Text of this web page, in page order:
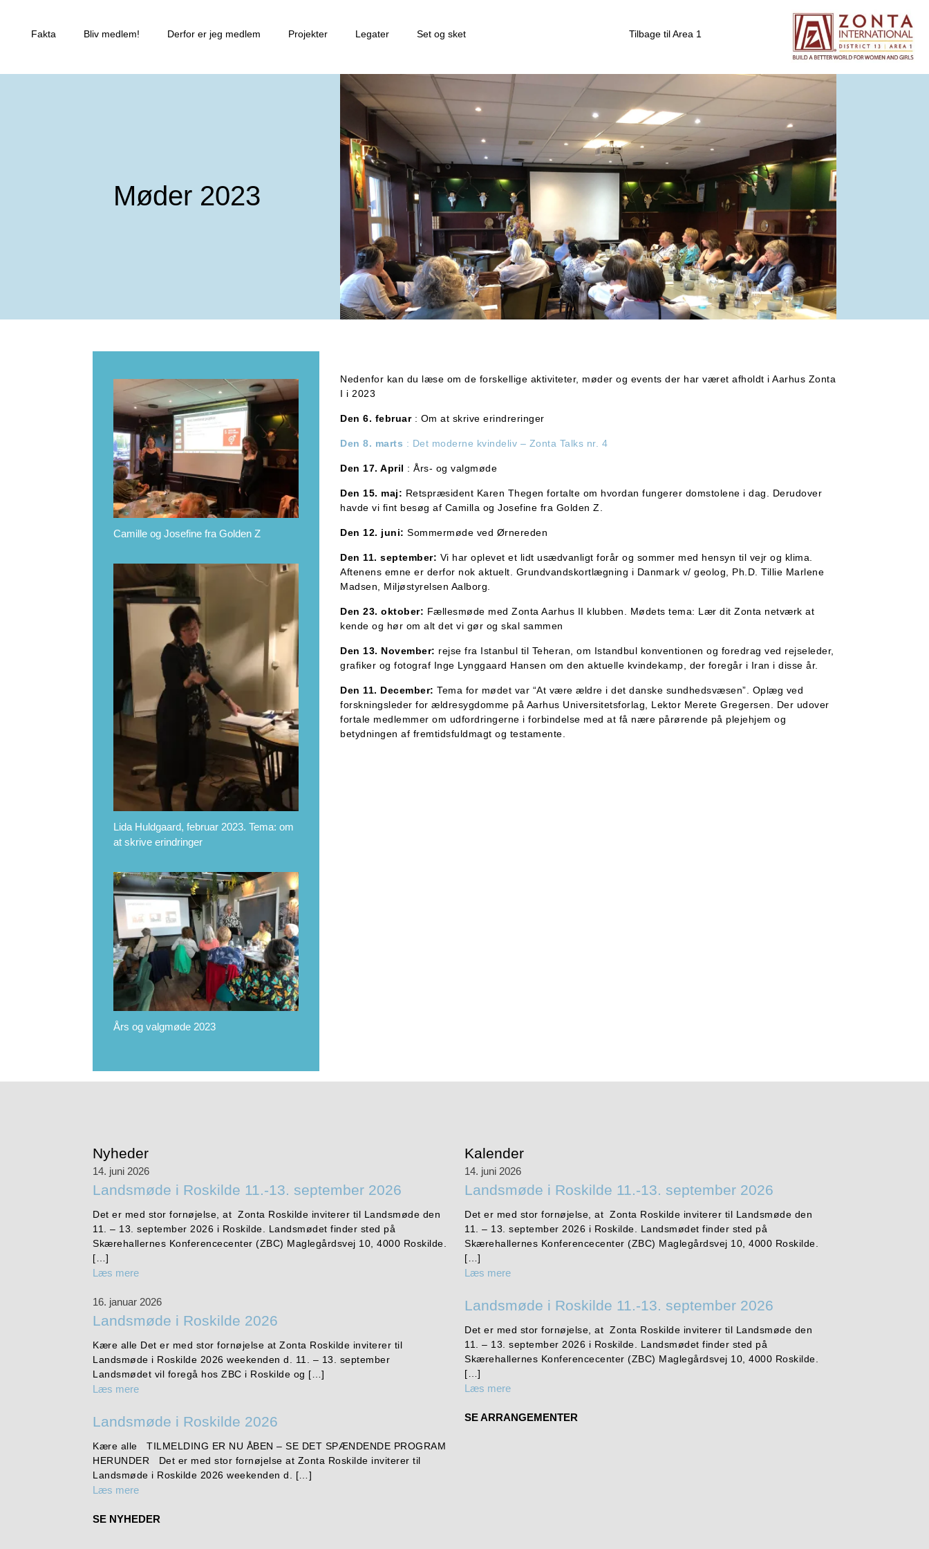
Fakta Bliv medlem! Derfor er jeg medlem Projekter Legater Set og sket Tilbage til Area 1
Møder 2023
Camille og Josefine fra Golden Z
Lida Huldgaard, februar 2023. Tema: om
at skrive erindringer
Års og valgmøde 2023
Nedenfor kan du læse om de forskellige aktiviteter, møder og events der har været afholdt i Aarhus Zonta
I i 2023
Den 6. februar: Om at skrive erindreringer
Den 8. marts : Det moderne kvindeliv – Zonta Talks nr. 4
Den 17. April : Års- og valgmøde
Den 15. maj: Retspræsident Karen Thegen fortalte om hvordan fungerer domstolene i dag. Derudover
havde vi fint besøg af Camilla og Josefine fra Golden Z.
Den 12. juni: Sommermøde ved Ørnereden
Den 11. september: Vi har oplevet et lidt usædvanligt forår og sommer med hensyn til vejr og klima.
Aftenens emne er derfor nok aktuelt. Grundvandskortlægning i Danmark v/ geolog, Ph.D. Tillie Marlene
Madsen, Miljøstyrelsen Aalborg.
Den 23. oktober: Fællesmøde med Zonta Aarhus II klubben. Mødets tema: L ær dit Zonta netværk at
kende og hør om alt det vi gør og skal sammen
Den 13. November: rejse fra Istanbul til Teheran, om Istandbul konventionen og foredrag ved rejseleder,
grafiker og fotograf Inge Lynggaard Hansen om den aktuelle kvindekamp, der foregår i Iran i disse år.
Den 11. December: Tema for mødet var “At være ældre i det danske sundhedsvæsen”. Oplæg ved
forskningsleder for ældresygdomme på Aarhus Universitetsforlag, Lektor Merete Gregersen. Der udover
fortale medlemmer om udfordringerne i forbindelse med at få nære pårørende på plejehjem og
betydningen af fremtidsfuldmagt og testamente.
Nyheder
14. juni 2026
Landsmøde i Roskilde 11.-13. september 2026
Det er med stor fornøjelse, at Zonta Roskilde inviterer til Landsmøde den
11. – 13. september 2026 i Roskilde. Landsmødet finder sted på
Skærehallernes Konferencecenter (ZBC) Maglegårdsvej 10, 4000 Roskilde.
[…]
Læs mere
16. januar 2026
Landsmøde i Roskilde 2026
Kære alle Det er med stor fornøjelse at Zonta Roskilde inviterer til
Landsmøde i Roskilde 2026 weekenden d. 11. – 13. september
Landsmødet vil foregå hos ZBC i Roskilde og […]
Læs mere
Landsmøde i Roskilde 2026
Kære alle TILMELDING ER NU ÅBEN – SE DET SPÆNDENDE PROGRAM
HERUNDER Det er med stor fornøjelse at Zonta Roskilde inviterer til
Landsmøde i Roskilde 2026 weekenden d. […]
Læs mere
SE NYHEDER
Kalender
14. juni 2026
Landsmøde i Roskilde 11.-13. september 2026
Det er med stor fornøjelse, at Zonta Roskilde inviterer til Landsmøde den
11. – 13. september 2026 i Roskilde. Landsmødet finder sted på
Skærehallernes Konferencecenter (ZBC) Maglegårdsvej 10, 4000 Roskilde.
[…]
Læs mere
Landsmøde i Roskilde 11.-13. september 2026
Det er med stor fornøjelse, at Zonta Roskilde inviterer til Landsmøde den
11. – 13. september 2026 i Roskilde. Landsmødet finder sted på
Skærehallernes Konferencecenter (ZBC) Maglegårdsvej 10, 4000 Roskilde.
[…]
Læs mere
SE ARRANGEMENTER